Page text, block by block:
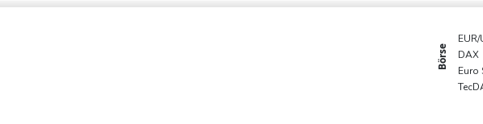
Erdogan reist zu Dreier-Gipfel mit Pakistan nach
UEFA hält an FIFA-Boykott fest -
Mindestens zwei Tote bei
Börse
EUR/
DAX
Euro